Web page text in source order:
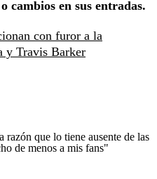
cambios en sus entradas.
con furor a la
y Travis Barker
razón que lo tiene ausente de las
de menos a mis fans"